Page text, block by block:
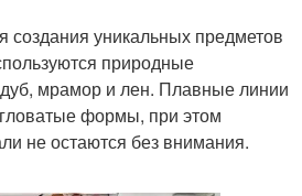
создания уникальных предметов
природные
мрамор и лен. Плавные линии
формы, при этом
не остаются без внимания.